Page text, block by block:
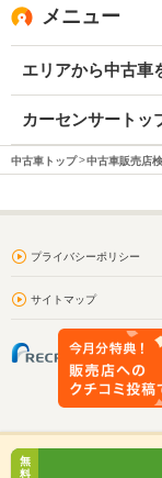
メニュー
エリアから中古車
カーセンサートッ
中古車トップ 中古車販売店
プライバシーポリシー
サイトマップ
無
料